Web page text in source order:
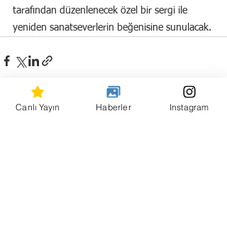
tarafından düzenlenecek özel bir sergi ile
yeniden sanatseverlerin beğenisine sunulacak.
Canlı Yayın Haberler Instagram